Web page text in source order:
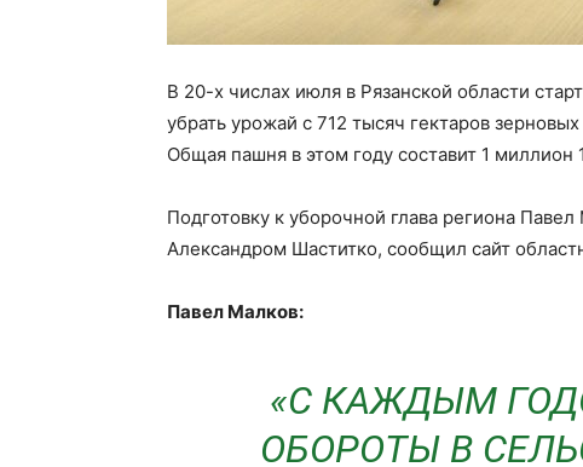
В 20-х числах июля в Рязанской области
убрать урожай с 712 тысяч гектаров
Общая пашня в этом году составит 1 миллион
Подготовку к уборочной глава региона
Александром Шаститко, сообщил сайт
Павел Малков:
«С КАЖДЫМ
ОБОРОТЫ В